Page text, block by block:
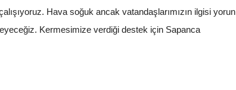
Hava soğuk ancak vatandaşlarımızın ilgisi yorun
Kermesimize verdiği destek için Sapanca